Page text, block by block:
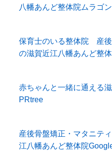
八幡あんど整体院ムラゴ
保育士のいる整体院 産
の滋賀近江八幡あんど整
赤ちゃんと一緒に通える
PRtree
産後骨盤矯正・マタニテ
江八幡あんど整体院